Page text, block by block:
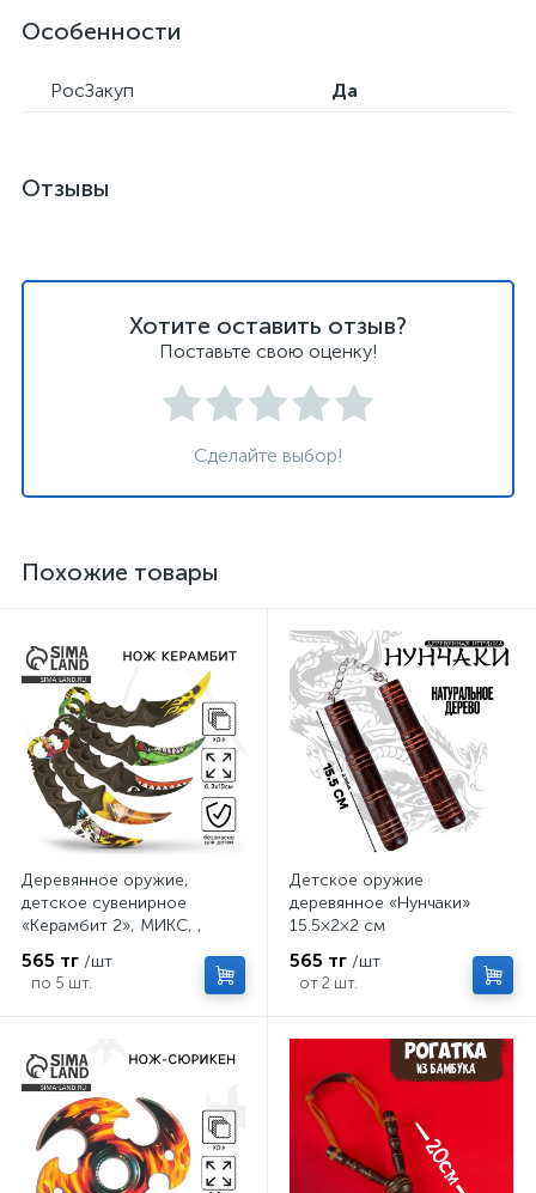
Особенности
РосЗакуп Да
Отзывы
Хотите оставить отзыв?
Поставьте свою оценку!
Сделайте выбор!
Похожие товары
Деревянное оружие,
детское сувенирное
«Керамбит 2», МИКС, ,
565 тг /шт
по 5 шт.
Детское оружие
деревянное «Нунчаки»
15.5×2×2 см
565 тг /шт
от 2 шт.